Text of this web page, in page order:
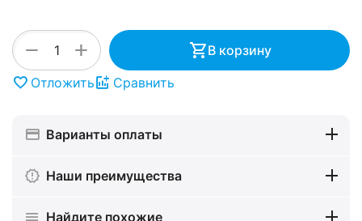
+
−
В корзину
Отложить
Сравнить
Варианты оплаты
Наши преимущества
Найдите похожие